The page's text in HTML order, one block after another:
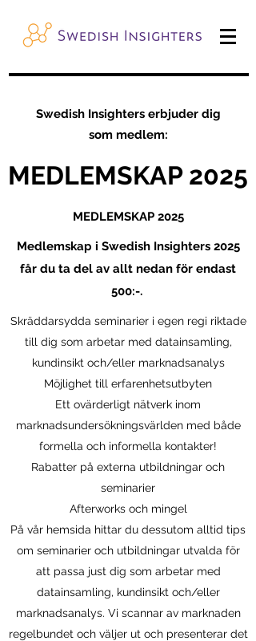
Swedish Insighters erbjuder dig
som medlem:
MEDLEMSKAP 2025
MEDLEMSKAP 2025
Medlemskap i Swedish Insighters 2025
får du ta del av allt nedan för endast
500:-. ​
Skräddarsydda seminarier i egen regi riktade
till dig som arbetar med datainsamling,
kundinsikt och/eller marknadsanalys
Möjlighet till erfarenhetsutbyten
Ett ovärderligt nätverk inom
marknadsundersökningsvärlden med både
formella och informella kontakter!
Rabatter på externa utbildningar och
seminarier
Afterworks och mingel
På vår hemsida hittar du dessutom alltid tips
om seminarier och utbildningar utvalda för
att passa just dig som arbetar med
datainsamling, kundinsikt och/eller
marknadsanalys. Vi scannar av marknaden
regelbundet och väljer ut och presenterar det